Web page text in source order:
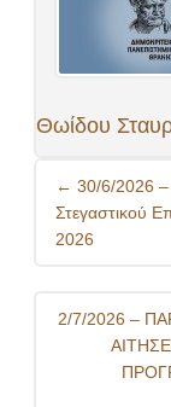
Θωίδου
Post
navigation
← 30/6/2026 –
Στεγαστικού
2026
2/7/2026 –